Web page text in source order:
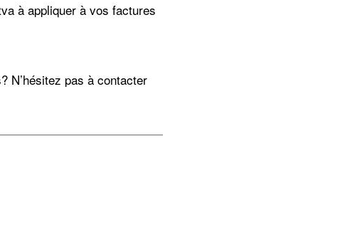
à appliquer à vos factures
N’hésitez pas à contacter